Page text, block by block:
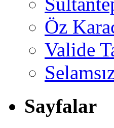
Öz
Valide
Sayfalar